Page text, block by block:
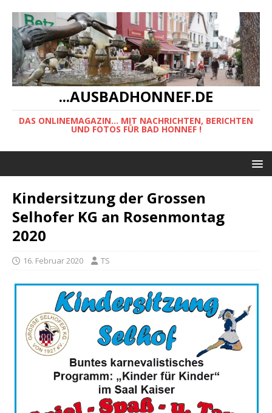
...AUSBADHONNEF.DE
DAS ONLINEMAGAZIN... MIT NACHRICHTEN, BERICHTEN
UND FOTOS FÜR BAD HONNEF !
Kindersitzung der Grossen
Selhofer KG an Rosenmontag
2020
16. Februar 2020 TS